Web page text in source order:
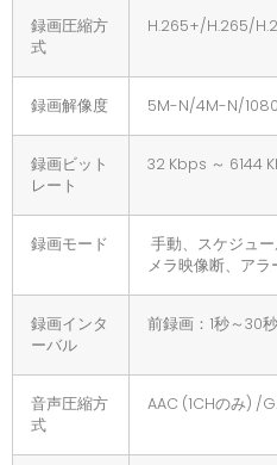
録画圧縮方
式
H.265+/H.265/
録画解像度 5M-N/4M-N/
録画ビット
レート
32 Kbps ～ 6144
録画モード
手動、スケジュ
メラ映像断、アラ
録画インタ
ーバル
前録画：1秒～30
音声圧縮方
式
AAC (1CHのみ) /